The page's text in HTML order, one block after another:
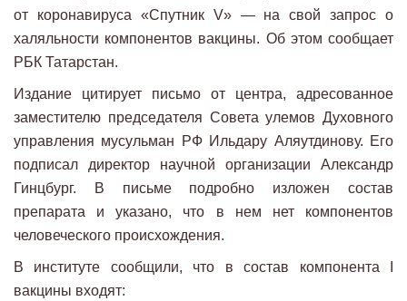
от коронавируса «Спутник V» — на свой запрос о
халяльности компонентов вакцины. Об этом сообщает
РБК Татарстан.
Издание цитирует письмо от центра, адресованное
заместителю председателя Совета улемов Духовного
управления мусульман РФ Ильдару Аляутдинову. Его
подписал директор научной организации Александр
Гинцбург. В письме подробно изложен состав
препарата и указано, что в нем нет компонентов
человеческого происхождения.
В институте сообщили, что в состав компонента I
вакцины входят: